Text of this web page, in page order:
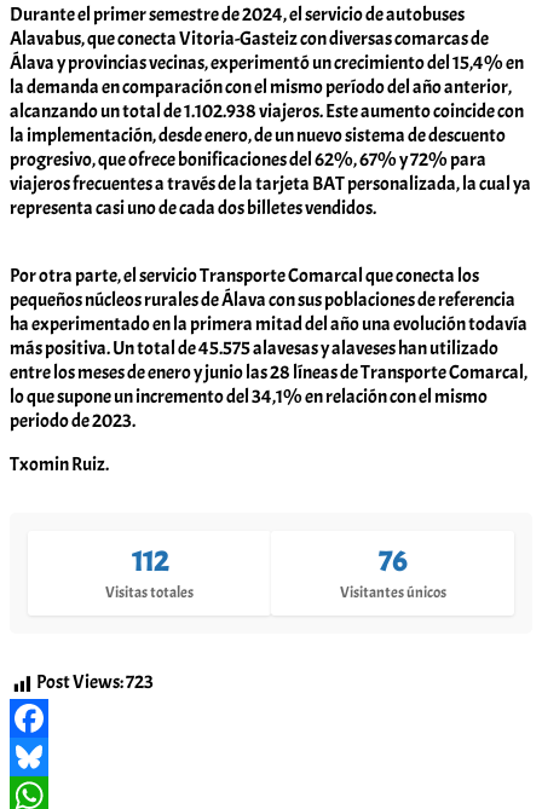
Durante el primer semestre de 2024, el servicio de autobuses
Alavabus, que conecta Vitoria-Gasteiz con diversas comarcas de
Álava y provincias vecinas, experimentó un crecimiento del 15,4% en
la demanda en comparación con el mismo período del año anterior,
alcanzando un total de 1.102.938 viajeros. Este aumento coincide con
la implementación, desde enero, de un nuevo sistema de descuento
progresivo, que ofrece bonificaciones del 62%, 67% y 72% para
viajeros frecuentes a través de la tarjeta BAT personalizada, la cual ya
representa casi uno de cada dos billetes vendidos.
Por otra parte, el servicio Transporte Comarcal que conecta los
pequeños núcleos rurales de Álava con sus poblaciones de referencia
ha experimentado en la primera mitad del año una evolución todavía
más positiva. Un total de 45.575 alavesas y alaveses han utilizado
entre los meses de enero y junio las 28 líneas de Transporte Comarcal,
lo que supone un incremento del 34,1% en relación con el mismo
periodo de 2023.
Txomin Ruiz.
112
Visitas totales
76
Visitantes únicos
Post Views:723
Facebook
Bluesky